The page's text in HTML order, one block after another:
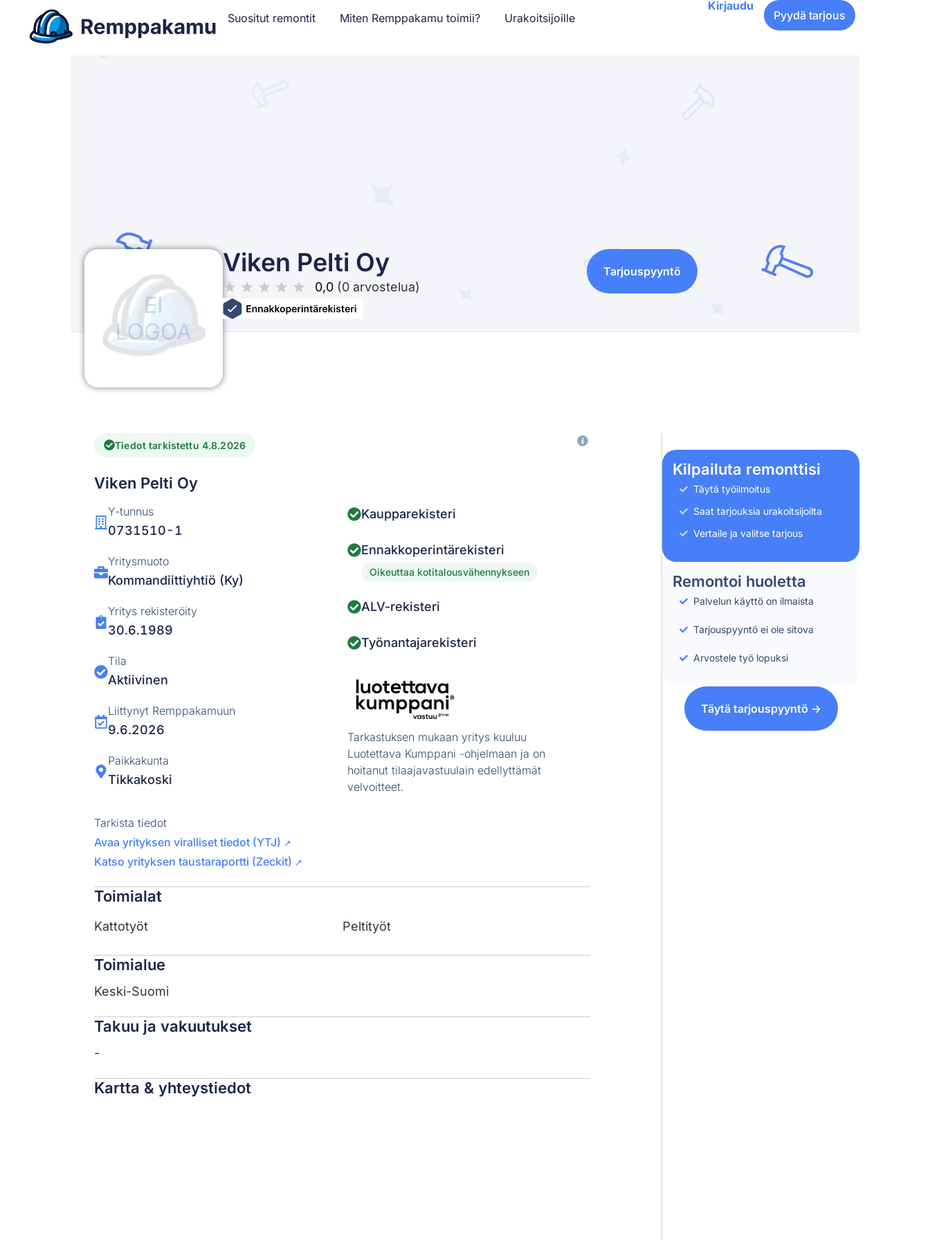
Suositut remontit Miten Remppakamu toimii? Urakoitsijoille
Kirjaudu
Pyydä tarjous
Viken Pelti Oy
0,0 (0 arvostelua)
Tarjouspyyntö
Tiedot tarkistettu 4.8.2026
Viken Pelti Oy
Y-tunnus
0731510-1
Yritysmuoto
Kommandiittiyhtiö (Ky)
Yritys rekisteröity
30.6.1989
Tila
Aktiivinen
Liittynyt Remppakamuun
9.6.2026
Paikkakunta
Tikkakoski
Kaupparekisteri
Ennakkoperintärekisteri
Oikeuttaa kotitalousvähennykseen
ALV-rekisteri
Työnantajarekisteri
Tarkastuksen mukaan yritys kuuluu
Luotettava Kumppani -ohjelmaan ja on
hoitanut tilaajavastuulain edellyttämät
velvoitteet.
Tarkista tiedot
Avaa yrityksen viralliset tiedot (YTJ) ↗
Katso yrityksen taustaraportti (Zeckit) ↗
Toimialat
Kattotyöt Peltityöt
Toimialue
Keski-Suomi
Takuu ja vakuutukset
-
Kartta & yhteystiedot
Kilpailuta remonttisi
Täytä työilmoitus
Saat tarjouksia urakoitsijoilta
Vertaile ja valitse tarjous
Remontoi huoletta
Palvelun käyttö on ilmaista
Tarjouspyyntö ei ole sitova
Arvostele työ lopuksi
Täytä tarjouspyyntö ->